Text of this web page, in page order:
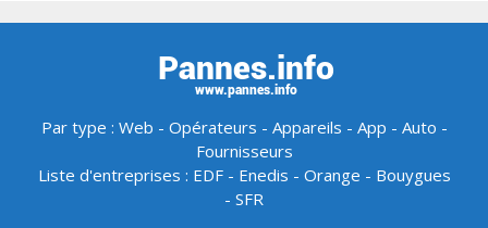
Par type : Web - Opérateurs - Appareils - App - Auto -
Fournisseurs
Liste d'entreprises : EDF- Enedis - Orange - Bouygues
- SFR